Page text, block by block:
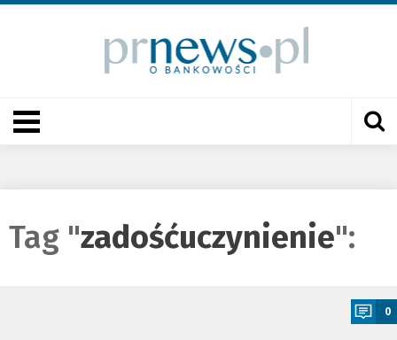
Tag "zadośćuczynienie":
0